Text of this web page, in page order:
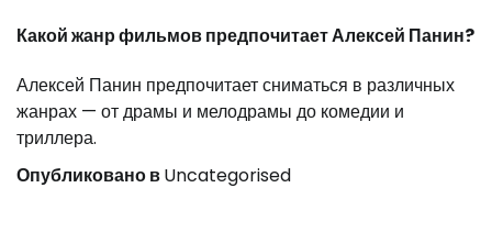
Какой жанр фильмов предпочитает Алексей Панин?
Алексей Панин предпочитает сниматься в различных
жанрах — от драмы и мелодрамы до комедии и
триллера.
Опубликовано вUncategorised